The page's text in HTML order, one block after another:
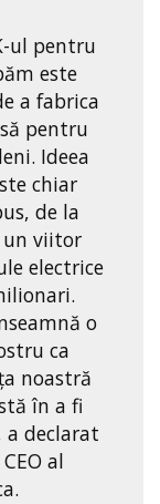
ul pentru
este
a fabrica
pentru
Ideea
chiar
de la
un viitor
electrice
o
ca
noastră
în a fi
a declarat
al